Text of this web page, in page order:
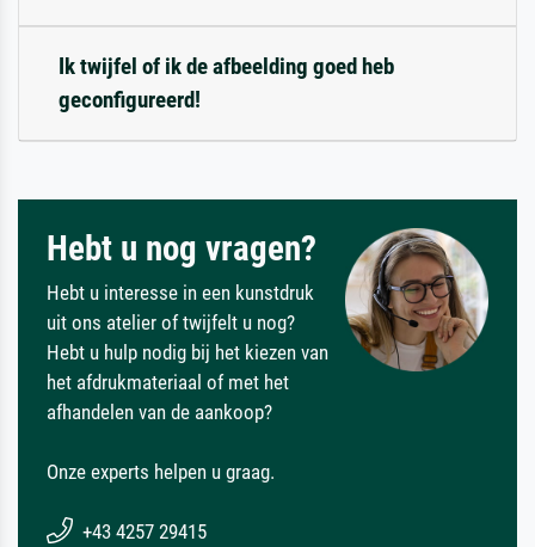
Ik twijfel of ik de afbeelding goed heb
geconfigureerd!
Hebt u nog vragen?
Hebt u interesse in een kunstdruk
uit ons atelier of twijfelt u nog?
Hebt u hulp nodig bij het kiezen van
het afdrukmateriaal of met het
afhandelen van de aankoop?
Onze experts helpen u graag.
+43 4257 29415